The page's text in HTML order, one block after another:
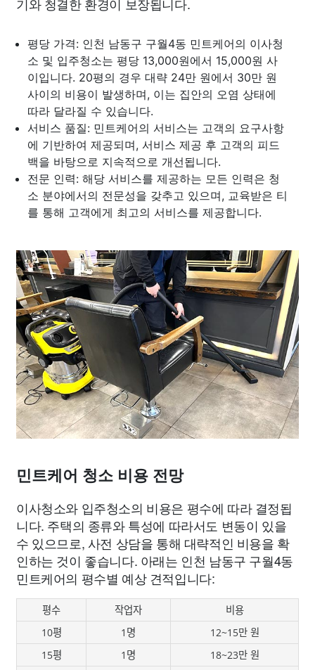
평당 가격: 인천 남동구 구월4동 민트케어의 이사청
소 및 입주청소는 평당 13,000원에서 15,000원 사
이입니다. 20평의 경우 대략 24만 원에서 30만 원
사이의 비용이 발생하며, 이는 집안의 오염 상태에
따라 달라질 수 있습니다.
서비스 품질: 민트케어의 서비스는 고객의 요구사항
에 기반하여 제공되며, 서비스 제공 후 고객의 피드
백을 바탕으로 지속적으로 개선됩니다.
전문 인력: 해당 서비스를 제공하는 모든 인력은 청
소 분야에서의 전문성을 갖추고 있으며, 교육받은 티
를 통해 고객에게 최고의 서비스를 제공합니다.
민트케어 청소 비용 전망
이사청소와 입주청소의 비용은 평수에 따라 결정됩
니다. 주택의 종류와 특성에 따라서도 변동이 있을
수 있으므로, 사전 상담을 통해 대략적인 비용을 확
인하는 것이 좋습니다. 아래는 인천 남동구 구월4동
민트케어의 평수별 예상 견적입니다:
평수 작업자
비용
10평
1명
12~15만 원
15평
1명
18~23만 원